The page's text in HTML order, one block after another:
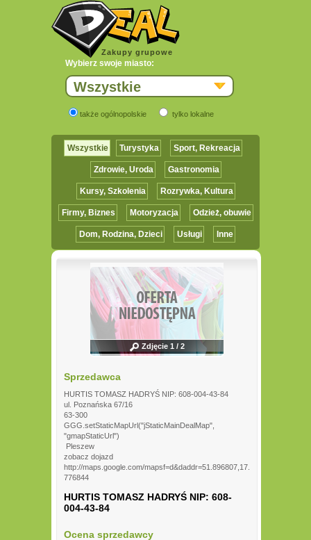
Zakupy grupowe
Wybierz swoje miasto:
Wszystkie
także ogólnopolskie tylko lokalne
Wszystkie Turystyka Sport, Rekreacja
Zdrowie, Uroda Gastronomia
Kursy, Szkolenia Rozrywka, Kultura
Firmy, Biznes Motoryzacja Odzież, obuwie
Dom, Rodzina, Dzieci Usługi Inne
Zdjęcie 1 / 2
Sprzedawca
HURTIS TOMASZ HADRYŚ NIP: 608-004-43-84
ul. Poznańska 67/16
63-300
GGG.setStaticMapUrl("jStaticMainDealMap",
"gmapStaticUrl")
Pleszew
zobacz dojazd
http://maps.google.com/mapsf=d&daddr=51.896807,17.
776844
HURTIS TOMASZ HADRYŚ NIP: 608-
004-43-84
Ocena sprzedawcy